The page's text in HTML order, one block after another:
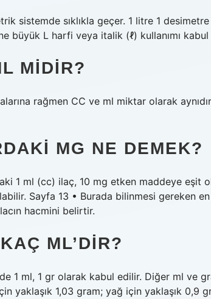
sistemde sıklıkla geçer. 1 litre 1 desimetre
büyük L harfi veya italik (ℓ) kullanımı kabul
MIDIR?
rağmen CC ve ml miktar olarak
MG NE DEMEK?
1 ml (cc) ilaç, 10 mg etken maddeye eşit
Sayfa 13 • Burada bilinmesi gereken
hacmini belirtir.
ML’DIR?
1 ml, 1 gr olarak kabul edilir. Diğer ml ve
yaklaşık 1,03 gram; yağ için yaklaşık 0,9